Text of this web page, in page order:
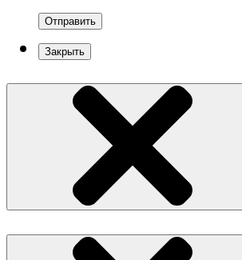
Отправить
Закрыть